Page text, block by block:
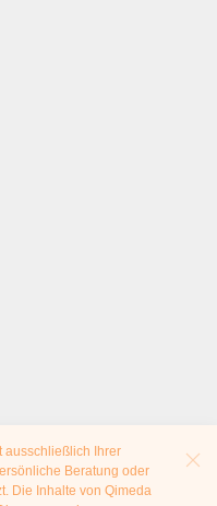
ausschließlich Ihrer
Beratung oder
Die Inhalte von Qimeda